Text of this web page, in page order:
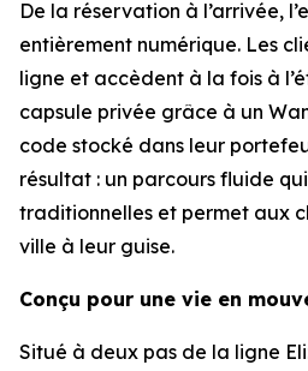
De la réservation à l’arrivée,
entièrement numérique. Les
ligne et accèdent à la fois à
capsule privée grâce à un
code stocké dans leur
résultat : un parcours fluide
traditionnelles et permet aux
ville à leur guise.
Conçu pour une vie en
Situé à deux pas de la ligne